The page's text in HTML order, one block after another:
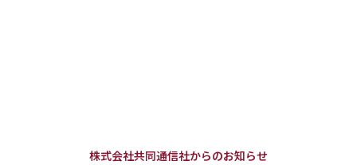
株式会社共同通信社からのお知らせ